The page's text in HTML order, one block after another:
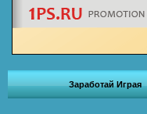
Заработай Играя